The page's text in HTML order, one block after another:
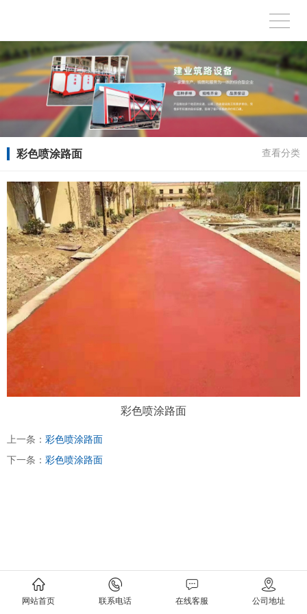
彩色喷涂路面 查看分类
彩色喷涂路面
上一条： 彩色喷涂路面
下一条： 彩色喷涂路面
网站首页 联系电话 在线客服 公司地址